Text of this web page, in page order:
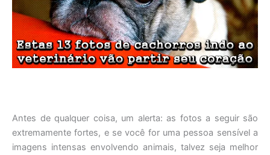
Antes de qualquer coisa, um alerta: as fotos a seguir são
extremamente fortes, e se você for uma pessoa sensível a
imagens intensas envolvendo animais, talvez seja melhor